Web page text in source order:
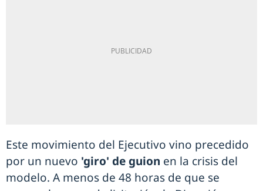
Este movimiento del Ejecutivo vino precedido
por un nuevo 'giro' de guion en la crisis del
modelo. A menos de 48 horas de que se